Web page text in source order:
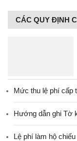
CÁC QUY ĐỊNH
Mức thu lệ phí cấp
Hướng dẫn ghi Tờ
Lệ phí làm hộ